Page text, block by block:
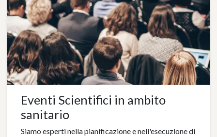
Eventi Scientifici in ambito
sanitario
Siamo esperti nella pianificazione e nell'esecuzione di